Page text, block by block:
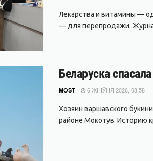
Лекарства и витамины —
— для перепродажи.
Беларуска
MOST 6 ЖНІЎНЯ 2026, 08:58
Хозяин варшавского
районе Мокотув. Историю